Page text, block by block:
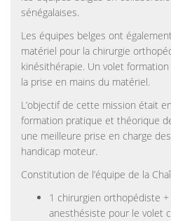
sénégalaises.
Les équipes belges ont
matériel pour la chirurgie
kinésithérapie. Un volet
la prise en mains du matériel.
L’objectif de cette mission était
formation pratique et théorique
une meilleure prise en charge
handicap moteur.
Constitution de l’équipe de la
1 chirurgien orthopédiste
anesthésiste pour le volet